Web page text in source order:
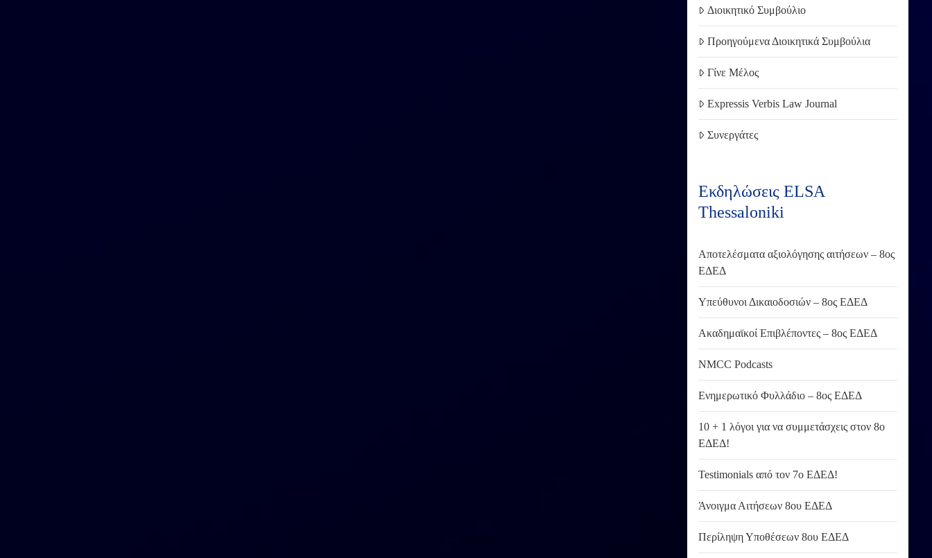
Διοικητικό Συμβούλιο
Προηγούμενα Διοικητικά Συμβούλια
Γίνε Μέλος
Expressis Verbis Law Journal
Συνεργάτες
Εκδηλώσεις ELSA
Thessaloniki
Αποτελέσματα αξιολόγησης αιτήσεων – 8ος
ΕΔΕΔ
Υπεύθυνοι Δικαιοδοσιών – 8ος ΕΔΕΔ
Ακαδημαϊκοί Επιβλέποντες – 8ος ΕΔΕΔ
NMCC Podcasts
Ενημερωτικό Φυλλάδιο – 8ος ΕΔΕΔ
10 + 1 λόγοι για να συμμετάσχεις στον 8ο
ΕΔΕΔ!
Testimonials από τον 7ο ΕΔΕΔ!
Άνοιγμα Αιτήσεων 8ου ΕΔΕΔ
Περίληψη Υποθέσεων 8ου ΕΔΕΔ